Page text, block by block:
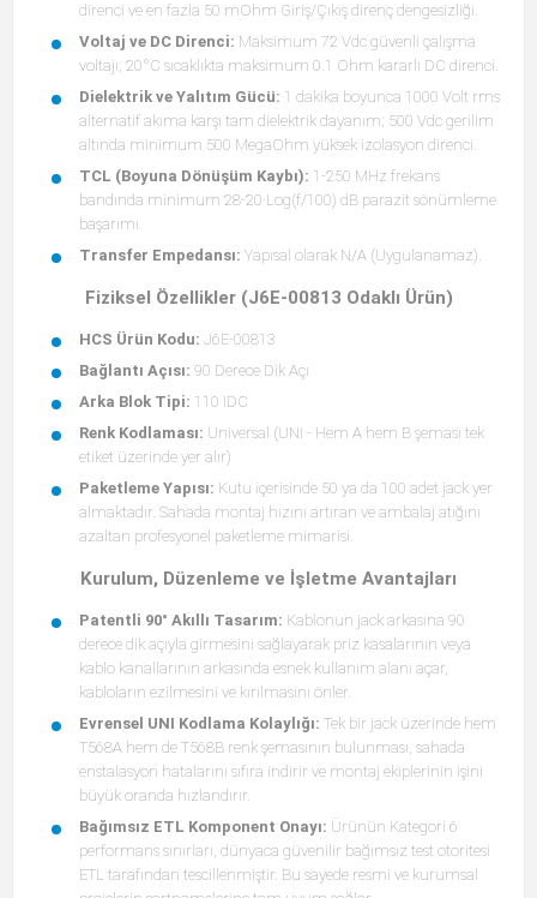
direnci ve en fazla 50 mOhm Giriş/Çıkış direnç dengesizliği.
Voltaj ve DC Direnci: Maksimum 72 Vdc güvenli çalışma
voltajı; 20°C sıcaklıkta maksimum 0.1 Ohm kararlı DC direnci.
Dielektrik ve Yalıtım Gücü: 1 dakika boyunca 1000 Volt rms
alternatif akıma karşı tam dielektrik dayanım; 500 Vdc gerilim
altında minimum 500 MegaOhm yüksek izolasyon direnci.
TCL (Boyuna Dönüşüm Kaybı): 1-250 MHz frekans
bandında minimum 28-20·Log(f/100) dB parazit sönümleme
başarımı.
Transfer Empedansı: Yapısal olarak N/A (Uygulanamaz).
Fiziksel Özellikler (J6E-00813 Odaklı Ürün)
HCS Ürün Kodu: J6E-00813
Bağlantı Açısı: 90 Derece Dik Açı
Arka Blok Tipi: 110 IDC
Renk Kodlaması: Universal (UNI - Hem A hem B şeması tek
etiket üzerinde yer alır)
Paketleme Yapısı: Kutu içerisinde 50 ya da 100 adet jack yer
almaktadır. Sahada montaj hızını artıran ve ambalaj atığını
azaltan profesyonel paketleme mimarisi.
Kurulum, Düzenleme ve İşletme Avantajları
Patentli 90° Akıllı Tasarım: Kablonun jack arkasına 90
derece dik açıyla girmesini sağlayarak priz kasalarının veya
kablo kanallarının arkasında esnek kullanım alanı açar,
kabloların ezilmesini ve kırılmasını önler.
Evrensel UNI Kodlama Kolaylığı: Tek bir jack üzerinde hem
T568A hem de T568B renk şemasının bulunması, sahada
enstalasyon hatalarını sıfıra indirir ve montaj ekiplerinin işini
büyük oranda hızlandırır.
Bağımsız ETL Komponent Onayı: Ürünün Kategori 6
performans sınırları, dünyaca güvenilir bağımsız test otoritesi
ETL tarafından tescillenmiştir. Bu sayede resmi ve kurumsal